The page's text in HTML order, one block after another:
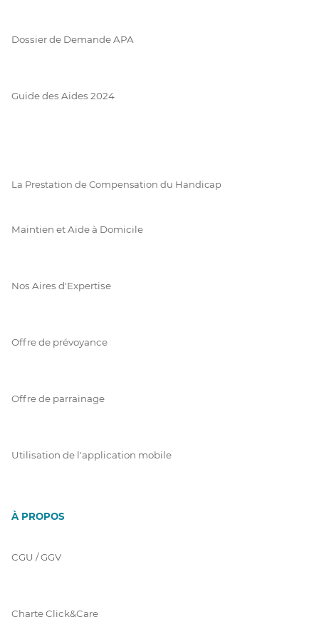
Dossier de Demande APA
Guide des Aides 2024
La Prestation de Compensation du Handicap
Maintien et Aide à Domicile
Nos Aires d'Expertise
Offre de prévoyance
Offre de parrainage
Utilisation de l'application mobile
À PROPOS
CGU / GGV
Charte Click&Care